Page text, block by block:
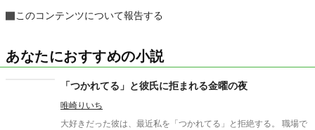
このコンテンツについて報告する
あなたにおすすめの小説
「つかれてる」と彼氏に拒まれる金曜の夜
唯崎りいち
大好きだった彼は、最近私を「つかれてる」と拒絶する。 職場で